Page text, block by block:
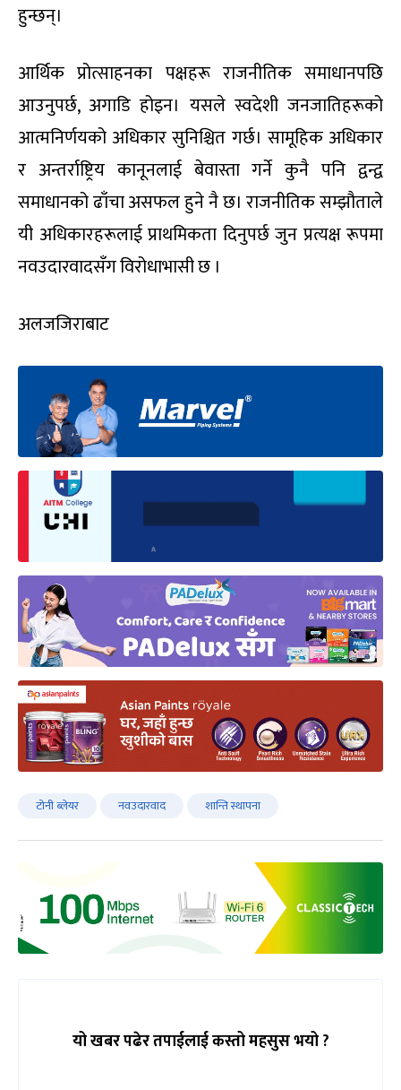
हुन्छन्।
आर्थिक प्रोत्साहनका पक्षहरू राजनीतिक समाधानपछि
आउनुपर्छ, अगाडि होइन। यसले स्वदेशी जनजातिहरूको
आत्मनिर्णयको अधिकार सुनिश्चित गर्छ। सामूहिक अधिकार
र अन्तर्राष्ट्रिय कानूनलाई बेवास्ता गर्ने कुनै पनि द्वन्द्व
समाधानको ढाँचा असफल हुने नै छ। राजनीतिक सम्झौताले
यी अधिकारहरूलाई प्राथमिकता दिनुपर्छ जुन प्रत्यक्ष रूपमा
नवउदारवादसँग विरोधाभासी छ ।
अलजजिराबाट
टोनी ब्लेयर नवउदारवाद शान्ति स्थापना
यो खबर पढेर तपाईलाई कस्तो महसुस भयो ?